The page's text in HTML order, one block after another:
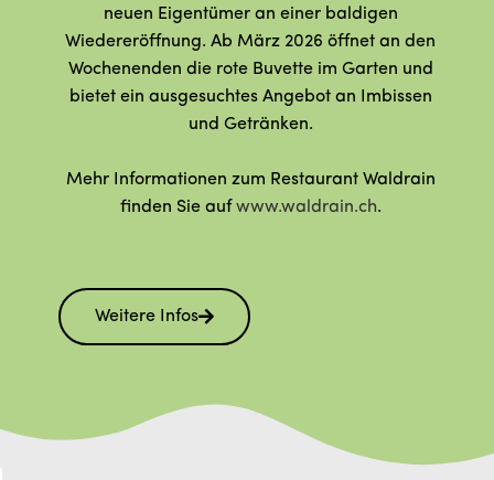
neuen Eigentümer an einer baldigen
Wiedereröffnung. Ab März 2026 öffnet an den
Wochenenden die rote Buvette im Garten und
bietet ein ausgesuchtes Angebot an Imbissen
und Getränken.
Mehr Informationen zum Restaurant Waldrain
finden Sie auf www.waldrain.ch.
Weitere Infos